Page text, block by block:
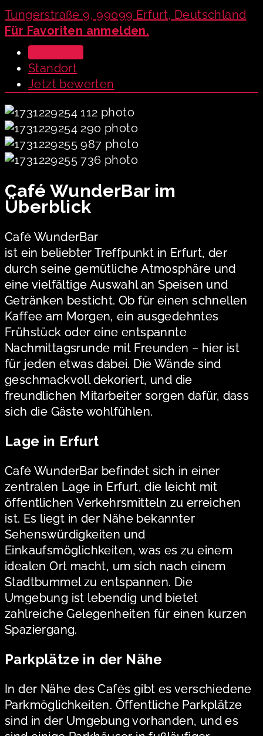
Tungerstraße 9, 99099 Erfurt, Deutschland
Für Favoriten anmelden.
Standort
Jetzt bewerten
Café WunderBar im
Überblick
Café WunderBar
ist ein beliebter Treffpunkt in Erfurt, der
durch seine gemütliche Atmosphäre und
eine vielfältige Auswahl an Speisen und
Getränken besticht. Ob für einen schnellen
Kaffee am Morgen, ein ausgedehntes
Frühstück oder eine entspannte
Nachmittagsrunde mit Freunden – hier ist
für jeden etwas dabei. Die Wände sind
geschmackvoll dekoriert, und die
freundlichen Mitarbeiter sorgen dafür, dass
sich die Gäste wohlfühlen.
Lage in Erfurt
Café WunderBar befindet sich in einer
zentralen Lage in Erfurt, die leicht mit
öffentlichen Verkehrsmitteln zu erreichen
ist. Es liegt in der Nähe bekannter
Sehenswürdigkeiten und
Einkaufsmöglichkeiten, was es zu einem
idealen Ort macht, um sich nach einem
Stadtbummel zu entspannen. Die
Umgebung ist lebendig und bietet
zahlreiche Gelegenheiten für einen kurzen
Spaziergang.
Parkplätze in der Nähe
In der Nähe des Cafés gibt es verschiedene
Parkmöglichkeiten. Öffentliche Parkplätze
sind in der Umgebung vorhanden, und es